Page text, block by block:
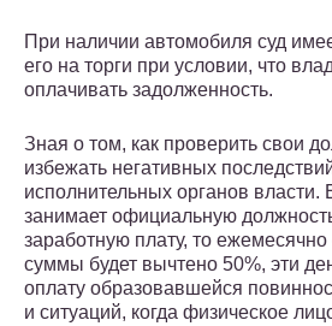
При наличии автомобиля суд
его на торги при условии, что
оплачивать задолженность.
Зная о том, как проверить свои
избежать негативных
исполнительных органов власти.
занимает официальную
заработную плату, то
суммы будет вычтено 50%, эти
оплату образовавшейся
и ситуаций, когда физическое